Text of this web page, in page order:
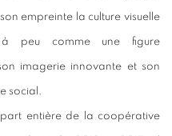
empreinte la culture visuelle
à peu comme une figure
imagerie innovante et son
social.
entière de la coopérative